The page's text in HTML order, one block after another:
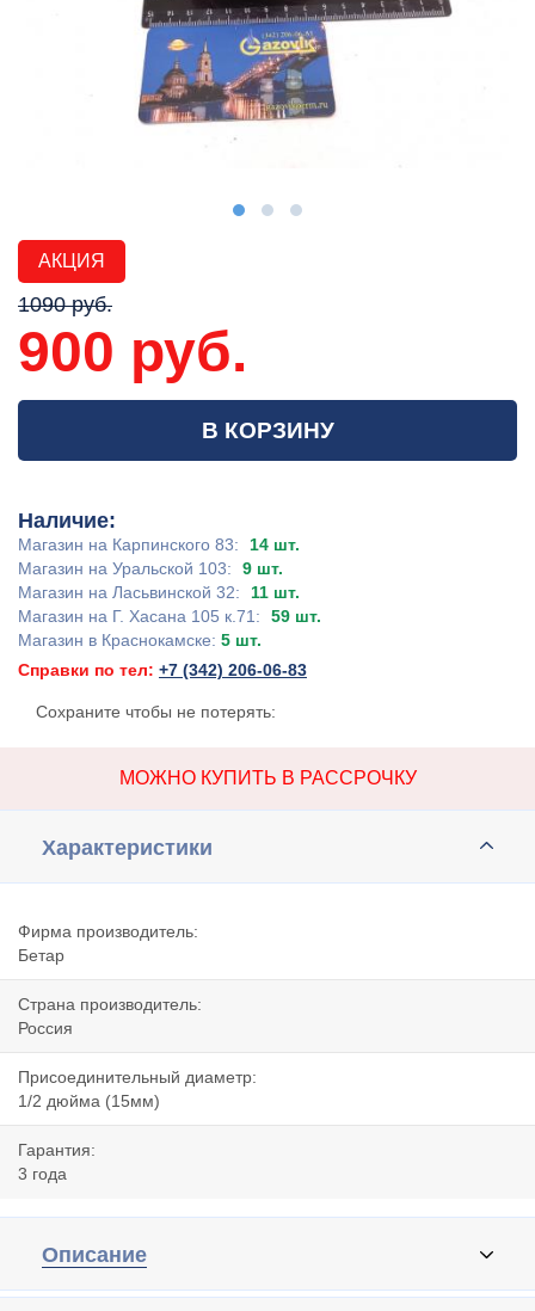
АКЦИЯ
1090 руб.
900 руб.
В КОРЗИНУ
Наличие:
Магазин на Карпинского 83:
14 шт.
Магазин на Уральской 103:
9 шт.
Магазин на Ласьвинской 32:
11 шт.
Магазин на Г. Хасана 105 к.71:
59 шт.
Магазин в Краснокамске: 5 шт.
Справки по тел: +7 (342) 206-06-83
Сохраните чтобы не потерять:
МОЖНО КУПИТЬ В РАССРОЧКУ
Характеристики
Фирма производитель:
Бетар
Страна производитель:
Россия
Присоединительный диаметр:
1/2 дюйма (15мм)
Гарантия:
3 года
Описание